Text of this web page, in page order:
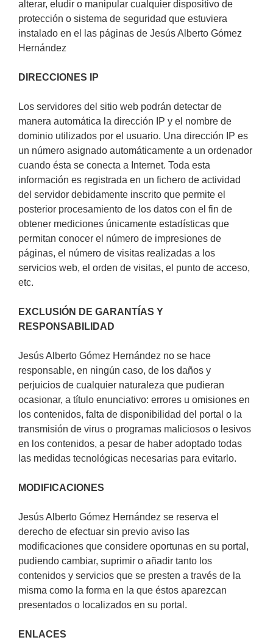
alterar, eludir o manipular cualquier dispositivo de
protección o sistema de seguridad que estuviera
instalado en el las páginas de Jesús Alberto Gómez
Hernández
DIRECCIONES IP
Los servidores del sitio web podrán detectar de
manera automática la dirección IP y el nombre de
dominio utilizados por el usuario. Una dirección IP es
un número asignado automáticamente a un ordenador
cuando ésta se conecta a Internet. Toda esta
información es registrada en un fichero de actividad
del servidor debidamente inscrito que permite el
posterior procesamiento de los datos con el fin de
obtener mediciones únicamente estadísticas que
permitan conocer el número de impresiones de
páginas, el número de visitas realizadas a los
servicios web, el orden de visitas, el punto de acceso,
etc.
EXCLUSIÓN DE GARANTÍAS Y
RESPONSABILIDAD
Jesús Alberto Gómez Hernández no se hace
responsable, en ningún caso, de los daños y
perjuicios de cualquier naturaleza que pudieran
ocasionar, a título enunciativo: errores u omisiones en
los contenidos, falta de disponibilidad del portal o la
transmisión de virus o programas maliciosos o lesivos
en los contenidos, a pesar de haber adoptado todas
las medidas tecnológicas necesarias para evitarlo.
MODIFICACIONES
Jesús Alberto Gómez Hernández se reserva el
derecho de efectuar sin previo aviso las
modificaciones que considere oportunas en su portal,
pudiendo cambiar, suprimir o añadir tanto los
contenidos y servicios que se presten a través de la
misma como la forma en la que éstos aparezcan
presentados o localizados en su portal.
ENLACES